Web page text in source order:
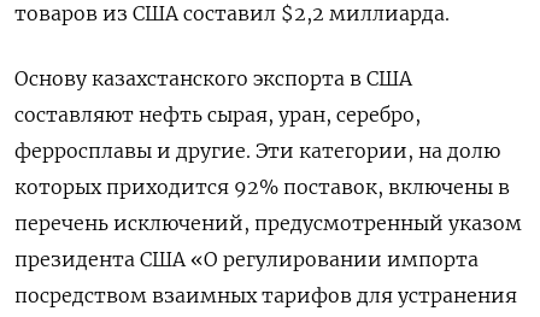
товаров из США составил $2,2 миллиарда.
Основу казахстанского экспорта в США
составляют нефть сырая, уран, серебро,
ферросплавы и другие. Эти категории, на долю
которых приходится 92% поставок, включены в
перечень исключений, предусмотренный указом
президента США «О регулировании импорта
посредством взаимных тарифов для устранения